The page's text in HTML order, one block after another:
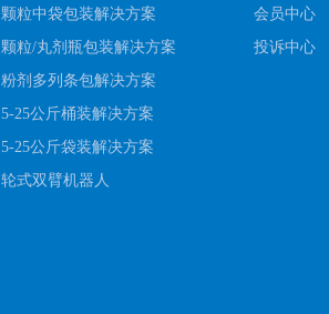
颗粒中袋包装解决方案
颗粒/丸剂瓶包装解决方案
粉剂多列条包解决方案
5-25公斤桶装解决方案
5-25公斤袋装解决方案
轮式双臂机器人
会员中心
投诉中心